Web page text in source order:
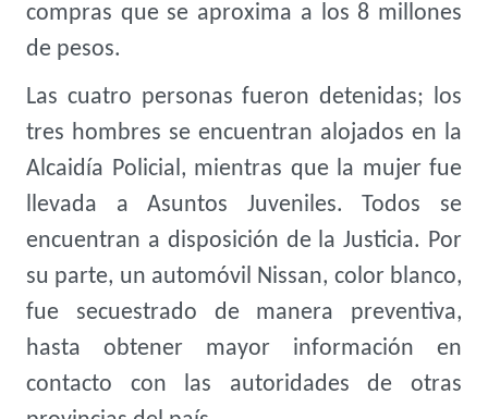
compras que se aproxima a los 8 millones
de pesos.
Las cuatro personas fueron detenidas; los
tres hombres se encuentran alojados en la
Alcaidía Policial, mientras que la mujer fue
llevada a Asuntos Juveniles. Todos se
encuentran a disposición de la Justicia. Por
su parte, un automóvil Nissan, color blanco,
fue secuestrado de manera preventiva,
hasta obtener mayor información en
contacto con las autoridades de otras